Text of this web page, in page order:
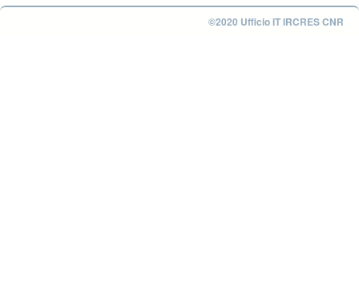
©2020 Ufficio IT IRCRES CNR